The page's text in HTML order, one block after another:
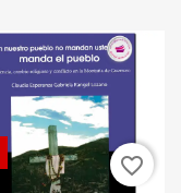
favorite_border